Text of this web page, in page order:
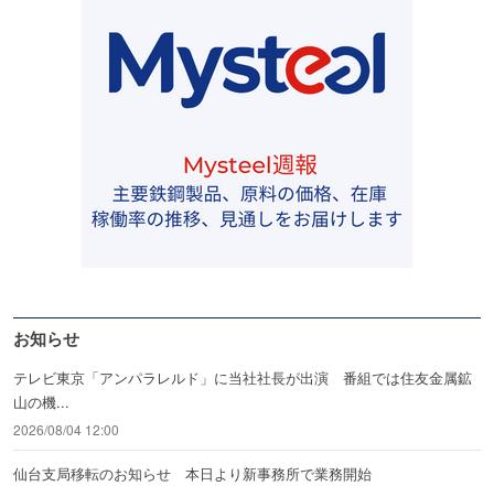
お知らせ
テレビ東京「アンパラレルド」に当社社長が出演 番組では住友金属鉱
山の機...
2026/08/04 12:00
仙台支局移転のお知らせ 本日より新事務所で業務開始